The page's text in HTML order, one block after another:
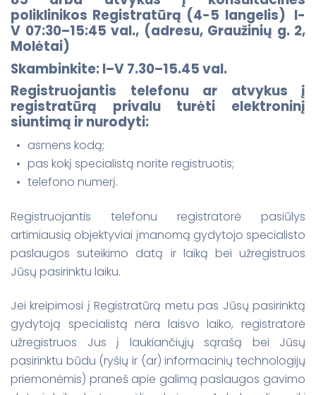
poliklinikos Registratūrą (4-5 langelis) I-
V 07:30–15:45 val., (adresu, Graužinių g. 2,
Molėtai)
Skambinkite: I–V 7.30–15.45 val.
Registruojantis telefonu ar atvykus į
registratūrą privalu turėti elektroninį
siuntimą ir nurodyti:
asmens kodą;
pas kokį specialistą norite registruotis;
telefono numerį.
Registruojantis telefonu registratorė pasiūlys
artimiausią objektyviai įmanomą gydytojo specialisto
paslaugos suteikimo datą ir laiką bei užregistruos
Jūsų pasirinktu laiku.
Jei kreipimosi į Registratūrą metu pas Jūsų pasirinktą
gydytoją specialistą nėra laisvo laiko, registratorė
užregistruos Jus į laukiančiųjų sąrašą bei Jūsų
pasirinktu būdu (ryšių ir (ar) informacinių technologijų
priemonėmis) praneš apie galimą paslaugos gavimo